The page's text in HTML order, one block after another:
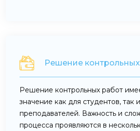
Решение
Решение контрольных работ
значение как для студентов, так
преподавателей. Важность и
процесса проявляются в